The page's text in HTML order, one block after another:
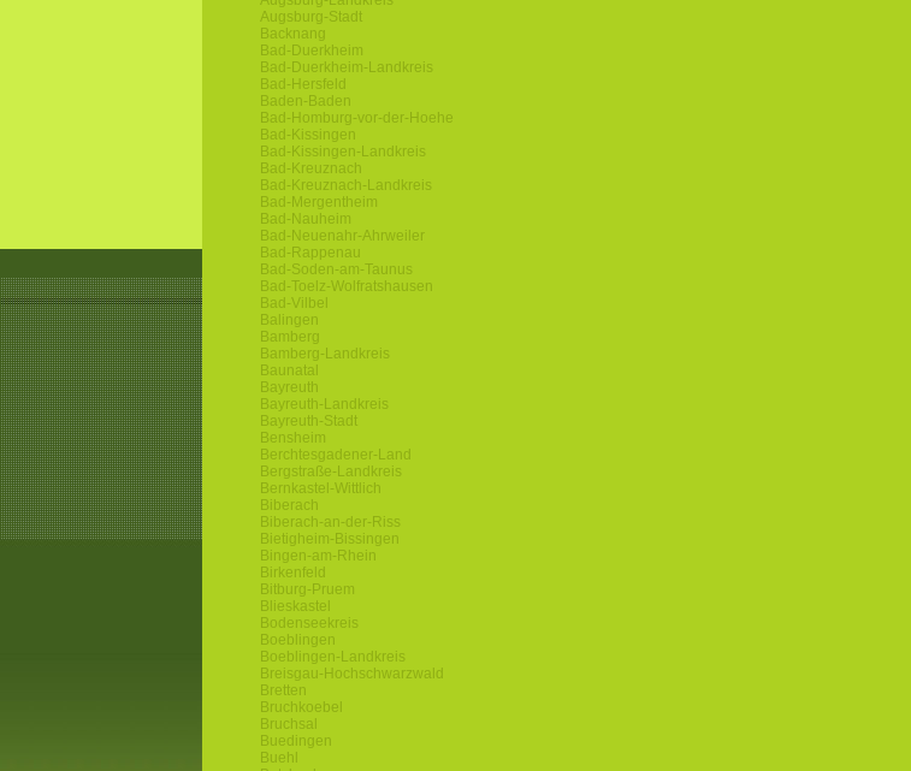
Augsburg-Stadt
Backnang
Bad-Duerkheim
Bad-Duerkheim-Landkreis
Bad-Hersfeld
Baden-Baden
Bad-Homburg-vor-der-Hoehe
Bad-Kissingen
Bad-Kissingen-Landkreis
Bad-Kreuznach
Bad-Kreuznach-Landkreis
Bad-Mergentheim
Bad-Nauheim
Bad-Neuenahr-Ahrweiler
Bad-Rappenau
Bad-Soden-am-Taunus
Bad-Toelz-Wolfratshausen
Bad-Vilbel
Balingen
Bamberg
Bamberg-Landkreis
Baunatal
Bayreuth
Bayreuth-Landkreis
Bayreuth-Stadt
Bensheim
Berchtesgadener-Land
Bergstraße-Landkreis
Bernkastel-Wittlich
Biberach
Biberach-an-der-Riss
Bietigheim-Bissingen
Bingen-am-Rhein
Birkenfeld
Bitburg-Pruem
Blieskastel
Bodenseekreis
Boeblingen
Boeblingen-Landkreis
Breisgau-Hochschwarzwald
Bretten
Bruchkoebel
Bruchsal
Buedingen
Buehl